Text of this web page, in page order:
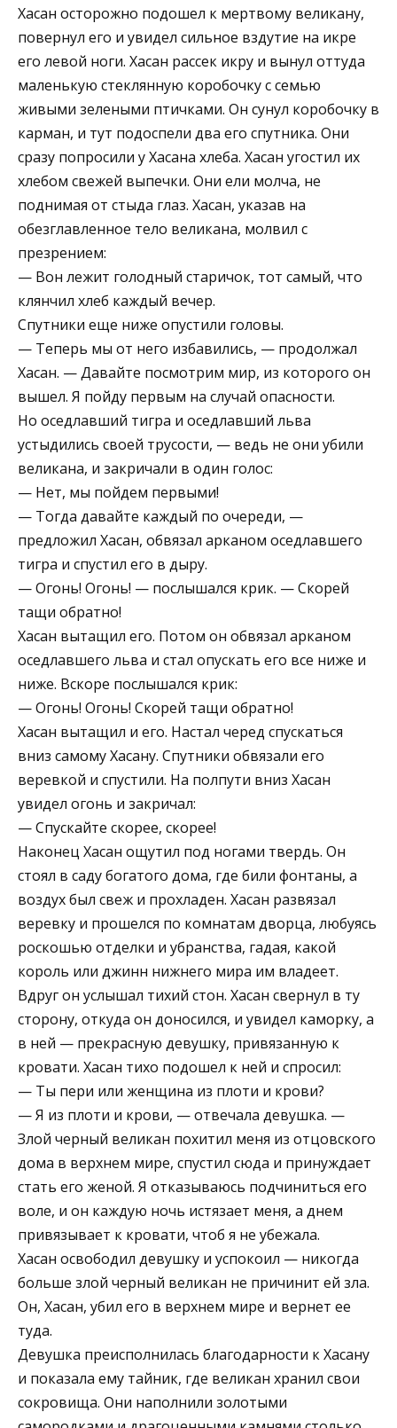
Хасан осторожно подошел к мертвому великану,
повернул его и увидел сильное вздутие на икре
его левой ноги. Хасан рассек икру и вынул оттуда
маленькую стеклянную коробочку с семью
живыми зелеными птичками. Он сунул коробочку в
карман, и тут подоспели два его спутника. Они
сразу попросили у Хасана хлеба. Хасан угостил их
хлебом свежей выпечки. Они ели молча, не
поднимая от стыда глаз. Хасан, указав на
обезглавленное тело великана, молвил с
презрением:
— Вон лежит голодный старичок, тот самый, что
клянчил хлеб каждый вечер.
Спутники еще ниже опустили головы.
— Теперь мы от него избавились, — продолжал
Хасан. — Давайте посмотрим мир, из которого он
вышел. Я пойду первым на случай опасности.
Но оседлавший тигра и оседлавший льва
устыдились своей трусости, — ведь не они убили
великана, и закричали в один голос:
— Нет, мы пойдем первыми!
— Тогда давайте каждый по очереди, —
предложил Хасан, обвязал арканом оседлавшего
тигра и спустил его в дыру.
— Огонь! Огонь! — послышался крик. — Скорей
тащи обратно!
Хасан вытащил его. Потом он обвязал арканом
оседлавшего льва и стал опускать его все ниже и
ниже. Вскоре послышался крик:
— Огонь! Огонь! Скорей тащи обратно!
Хасан вытащил и его. Настал черед спускаться
вниз самому Хасану. Спутники обвязали его
веревкой и спустили. На полпути вниз Хасан
увидел огонь и закричал:
— Спускайте скорее, скорее!
Наконец Хасан ощутил под ногами твердь. Он
стоял в саду богатого дома, где били фонтаны, а
воздух был свеж и прохладен. Хасан развязал
веревку и прошелся по комнатам дворца, любуясь
роскошью отделки и убранства, гадая, какой
король или джинн нижнего мира им владеет.
Вдруг он услышал тихий стон. Хасан свернул в ту
сторону, откуда он доносился, и увидел каморку, а
в ней — прекрасную девушку, привязанную к
кровати. Хасан тихо подошел к ней и спросил:
— Ты пери или женщина из плоти и крови?
— Я из плоти и крови, — отвечала девушка. —
Злой черный великан похитил меня из отцовского
дома в верхнем мире, спустил сюда и принуждает
стать его женой. Я отказываюсь подчиниться его
воле, и он каждую ночь истязает меня, а днем
привязывает к кровати, чтоб я не убежала.
Хасан освободил девушку и успокоил — никогда
больше злой черный великан не причинит ей зла.
Он, Хасан, убил его в верхнем мире и вернет ее
туда.
Девушка преисполнилась благодарности к Хасану
и показала ему тайник, где великан хранил свои
сокровища. Они наполнили золотыми